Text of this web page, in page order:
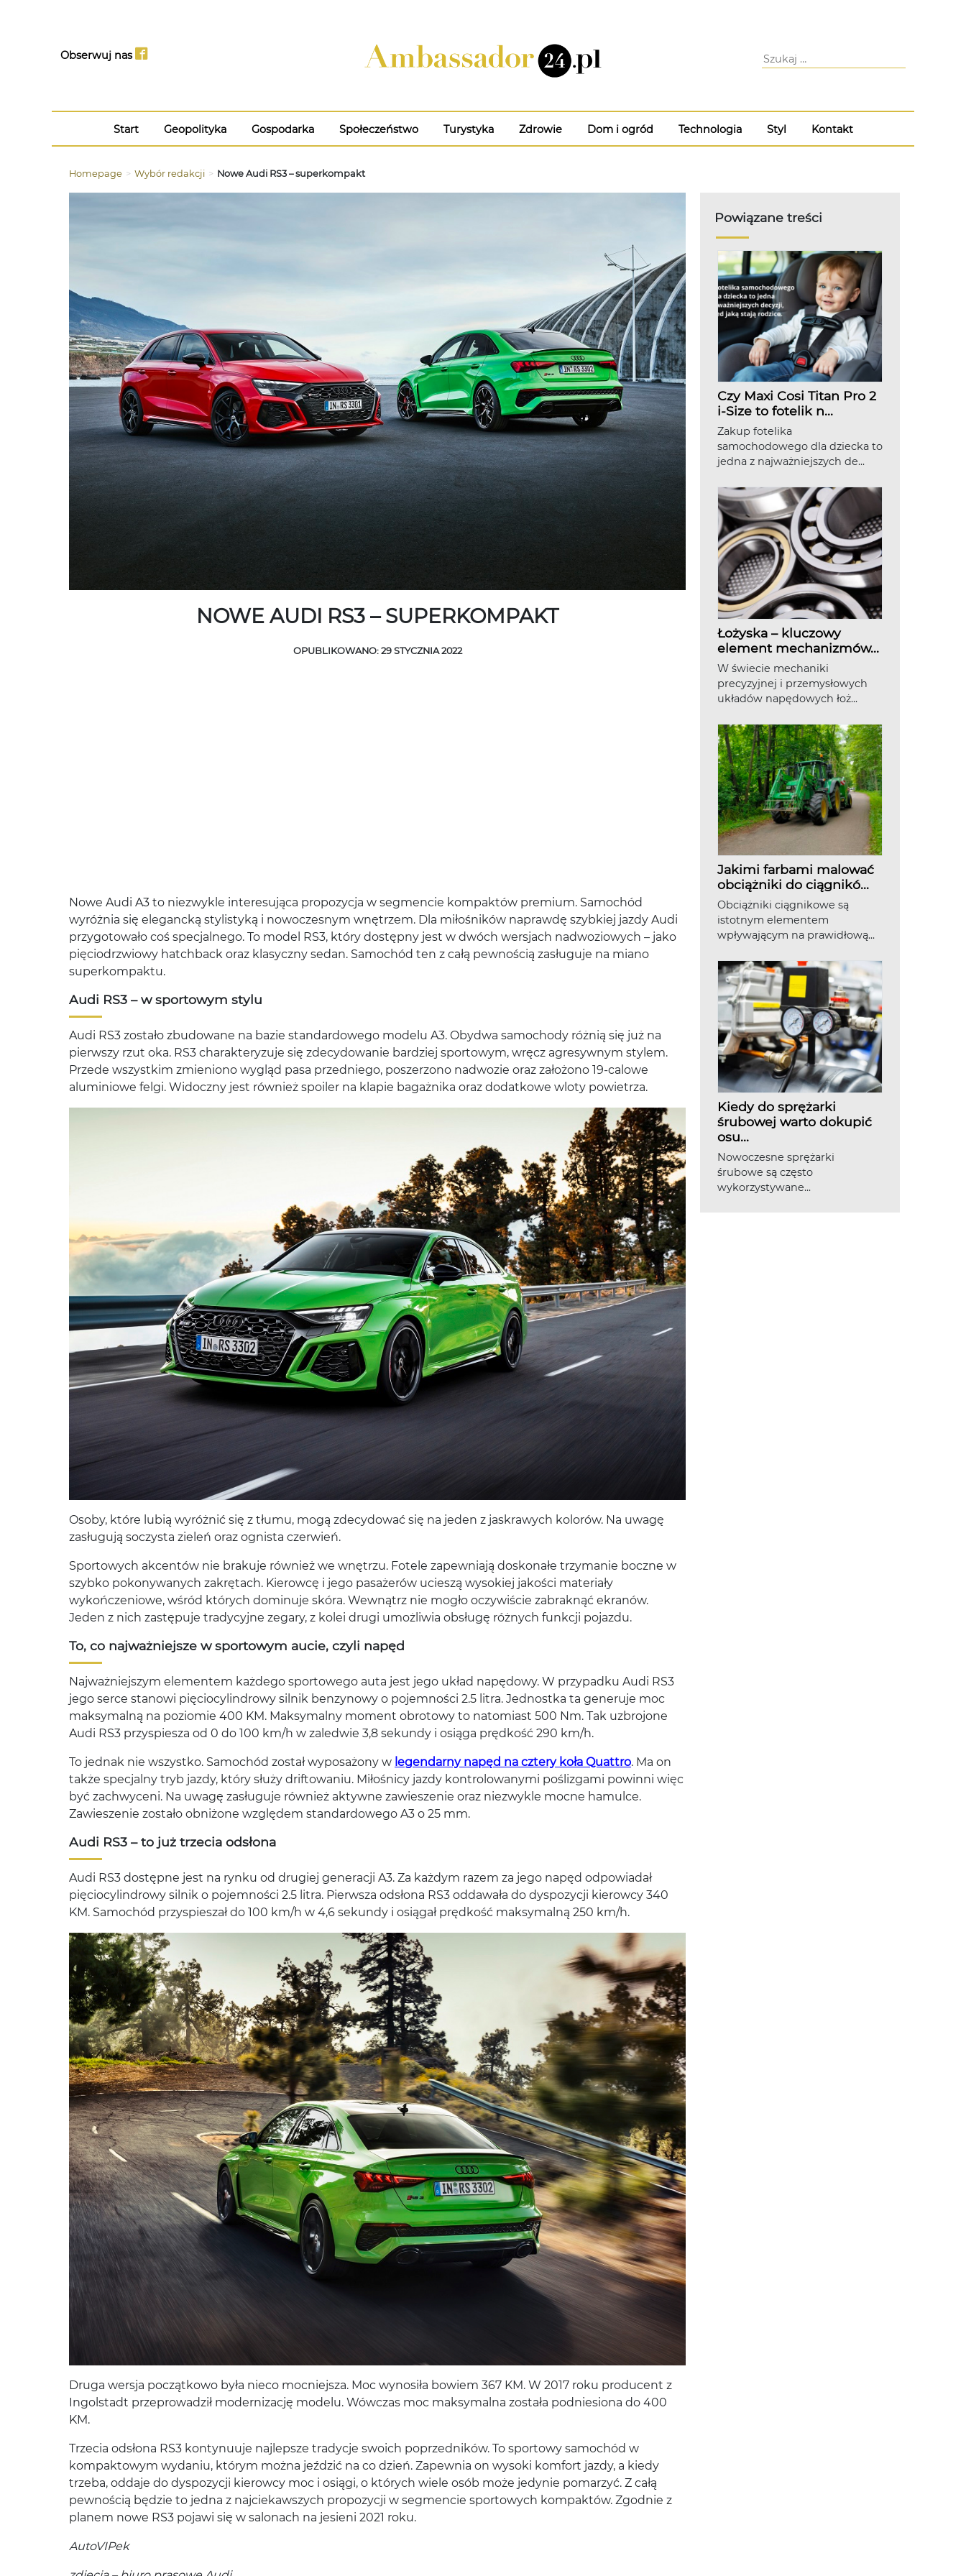
Obserwuj nas
Start Geopolityka Gospodarka Społeczeństwo Turystyka Zdrowie Dom i ogród Technologia Styl Kontakt
Homepage > Wybór redakcji > Nowe Audi RS3 – superkompakt
NOWE AUDI RS3 – SUPERKOMPAKT
OPUBLIKOWANO: 29 STYCZNIA 2022
Nowe Audi A3 to niezwykle interesująca propozycja w segmencie kompaktów premium. Samochód
wyróżnia się elegancką stylistyką i nowoczesnym wnętrzem. Dla miłośników naprawdę szybkiej jazdy Audi
przygotowało coś specjalnego. To model RS3, który dostępny jest w dwóch wersjach nadwoziowych – jako
pięciodrzwiowy hatchback oraz klasyczny sedan. Samochód ten z całą pewnością zasługuje na miano
superkompaktu.
Audi RS3 – w sportowym stylu
Audi RS3 zostało zbudowane na bazie standardowego modelu A3. Obydwa samochody różnią się już na
pierwszy rzut oka. RS3 charakteryzuje się zdecydowanie bardziej sportowym, wręcz agresywnym stylem.
Przede wszystkim zmieniono wygląd pasa przedniego, poszerzono nadwozie oraz założono 19-calowe
aluminiowe felgi. Widoczny jest również spoiler na klapie bagażnika oraz dodatkowe wloty powietrza.
Osoby, które lubią wyróżnić się z tłumu, mogą zdecydować się na jeden z jaskrawych kolorów. Na uwagę
zasługują soczysta zieleń oraz ognista czerwień.
Sportowych akcentów nie brakuje również we wnętrzu. Fotele zapewniają doskonałe trzymanie boczne w
szybko pokonywanych zakrętach. Kierowcę i jego pasażerów ucieszą wysokiej jakości materiały
wykończeniowe, wśród których dominuje skóra. Wewnątrz nie mogło oczywiście zabraknąć ekranów.
Jeden z nich zastępuje tradycyjne zegary, z kolei drugi umożliwia obsługę różnych funkcji pojazdu.
To, co najważniejsze w sportowym aucie, czyli napęd
Najważniejszym elementem każdego sportowego auta jest jego układ napędowy. W przypadku Audi RS3
jego serce stanowi pięciocylindrowy silnik benzynowy o pojemności 2.5 litra. Jednostka ta generuje moc
maksymalną na poziomie 400 KM. Maksymalny moment obrotowy to natomiast 500 Nm. Tak uzbrojone
Audi RS3 przyspiesza od 0 do 100 km/h w zaledwie 3,8 sekundy i osiąga prędkość 290 km/h.
To jednak nie wszystko. Samochód został wyposażony w legendarny napęd na cztery koła Quattro. Ma on
także specjalny tryb jazdy, który służy driftowaniu. Miłośnicy jazdy kontrolowanymi poślizgami powinni więc
być zachwyceni. Na uwagę zasługuje również aktywne zawieszenie oraz niezwykle mocne hamulce.
Zawieszenie zostało obniżone względem standardowego A3 o 25 mm.
Audi RS3 – to już trzecia odsłona
Audi RS3 dostępne jest na rynku od drugiej generacji A3. Za każdym razem za jego napęd odpowiadał
pięciocylindrowy silnik o pojemności 2.5 litra. Pierwsza odsłona RS3 oddawała do dyspozycji kierowcy 340
KM. Samochód przyspieszał do 100 km/h w 4,6 sekundy i osiągał prędkość maksymalną 250 km/h.
Druga wersja początkowo była nieco mocniejsza. Moc wynosiła bowiem 367 KM. W 2017 roku producent z
Ingolstadt przeprowadził modernizację modelu. Wówczas moc maksymalna została podniesiona do 400
KM.
Trzecia odsłona RS3 kontynuuje najlepsze tradycje swoich poprzedników. To sportowy samochód w
kompaktowym wydaniu, którym można jeździć na co dzień. Zapewnia on wysoki komfort jazdy, a kiedy
trzeba, oddaje do dyspozycji kierowcy moc i osiągi, o których wiele osób może jedynie pomarzyć. Z całą
pewnością będzie to jedna z najciekawszych propozycji w segmencie sportowych kompaktów. Zgodnie z
planem nowe RS3 pojawi się w salonach na jesieni 2021 roku.
AutoVIPek
Powiązane treści
Czy Maxi Cosi Titan Pro 2
i-Size to fotelik n...
Zakup fotelika
samochodowego dla dziecka to
jedna z najważniejszych de...
Łożyska – kluczowy
element mechanizmów...
W świecie mechaniki
precyzyjnej i przemysłowych
układów napędowych łoż...
Jakimi farbami malować
obciążniki do ciągnikó...
Obciążniki ciągnikowe są
istotnym elementem
wpływającym na prawidłową...
Kiedy do sprężarki
śrubowej warto dokupić
osu...
Nowoczesne sprężarki
śrubowe są często
wykorzystywane...